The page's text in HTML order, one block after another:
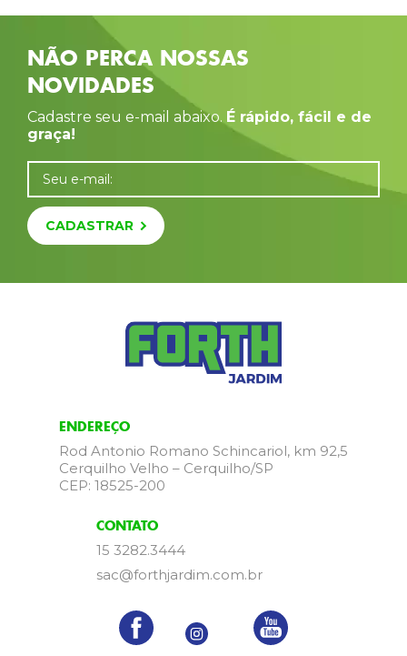
NÃO PERCA NOSSAS
NOVIDADES
Cadastre seu e-mail abaixo. É rápido, fácil e de
graça!
Seu e-mail:
CADASTRAR
CONTATO
15 3282.3444
sac@forthjardim.com.br
ENDEREÇO
Rod Antonio Romano Schincariol, km 92,5
Cerquilho Velho – Cerquilho/SP
CEP: 18525-200